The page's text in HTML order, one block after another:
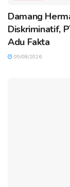
Damang
Diskriminatif,
Adu Fakta
09/08/2026